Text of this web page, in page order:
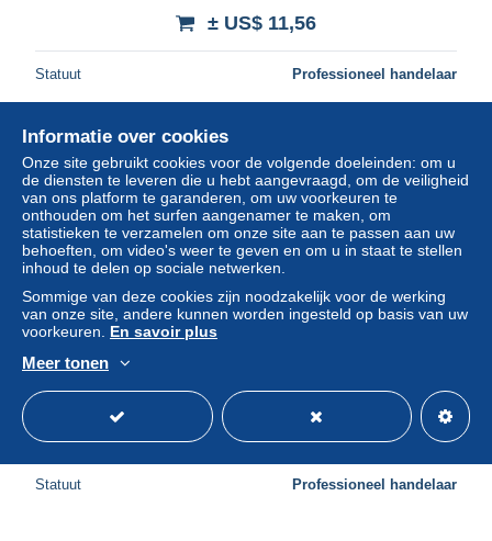
± US$ 11,56
Statuut Professioneel handelaar
VISTI DAL VERSANTE DI RIETI
± US$ 11,56
Statuut Professioneel handelaar
Informatie over cookies
Onze site gebruikt cookies voor de volgende doeleinden: om u
de diensten te leveren die u hebt aangevraagd, om de veiligheid
van ons platform te garanderen, om uw voorkeuren te
onthouden om het surfen aangenamer te maken, om
statistieken te verzamelen om onze site aan te passen aan uw
behoeften, om video's weer te geven en om u in staat te stellen
inhoud te delen op sociale netwerken.
Sommige van deze cookies zijn noodzakelijk voor de werking
van onze site, andere kunnen worden ingesteld op basis van uw
voorkeuren. En savoir plus
Meer tonen